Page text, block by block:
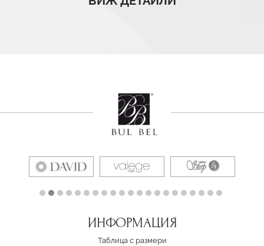
ИНФОРМАЦИЯ
Таблица с размери